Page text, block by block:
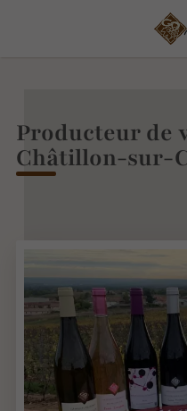
Producteur de
Châtillon-sur-